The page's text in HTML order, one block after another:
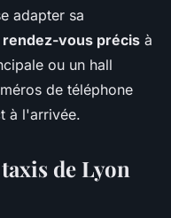
adapter sa
rendez-vous précis à
ou un hall
de téléphone
à l'arrivée.
de Lyon